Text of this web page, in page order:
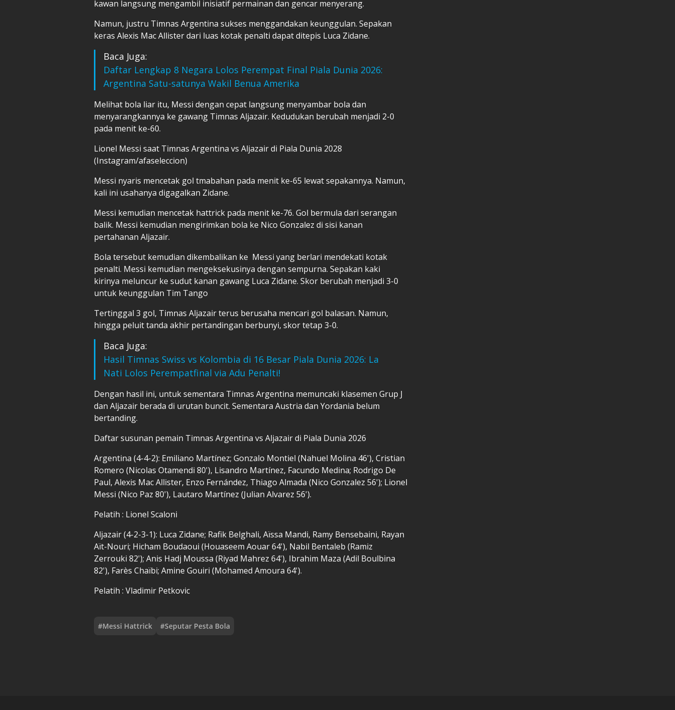
kawan langsung mengambil inisiatif permainan dan gencar menyerang.
Namun, justru Timnas Argentina sukses menggandakan keunggulan. Sepakan
keras Alexis Mac Allister dari luas kotak penalti dapat ditepis Luca Zidane.
Baca Juga:
Daftar Lengkap 8 Negara Lolos Perempat Final Piala Dunia 2026:
Argentina Satu-satunya Wakil Benua Amerika
Melihat bola liar itu, Messi dengan cepat langsung menyambar bola dan
menyarangkannya ke gawang Timnas Aljazair. Kedudukan berubah menjadi 2-0
pada menit ke-60.
Lionel Messi saat Timnas Argentina vs Aljazair di Piala Dunia 2028
(Instagram/afaseleccion)
Messi nyaris mencetak gol tmabahan pada menit ke-65 lewat sepakannya. Namun,
kali ini usahanya digagalkan Zidane.
Messi kemudian mencetak hattrick pada menit ke-76. Gol bermula dari serangan
balik. Messi kemudian mengirimkan bola ke Nico Gonzalez di sisi kanan
pertahanan Aljazair.
Bola tersebut kemudian dikembalikan ke Messi yang berlari mendekati kotak
penalti. Messi kemudian mengeksekusinya dengan sempurna. Sepakan kaki
kirinya meluncur ke sudut kanan gawang Luca Zidane. Skor berubah menjadi 3-0
untuk keunggulan Tim Tango
Tertinggal 3 gol, Timnas Aljazair terus berusaha mencari gol balasan. Namun,
hingga peluit tanda akhir pertandingan berbunyi, skor tetap 3-0.
Baca Juga:
Hasil Timnas Swiss vs Kolombia di 16 Besar Piala Dunia 2026: La
Nati Lolos Perempatfinal via Adu Penalti!
Dengan hasil ini, untuk sementara Timnas Argentina memuncaki klasemen Grup J
dan Aljazair berada di urutan buncit. Sementara Austria dan Yordania belum
bertanding.
Daftar susunan pemain Timnas Argentina vs Aljazair di Piala Dunia 2026
Argentina (4-4-2): Emiliano Martínez; Gonzalo Montiel (Nahuel Molina 46'), Cristian
Romero (Nicolas Otamendi 80'), Lisandro Martínez, Facundo Medina; Rodrigo De
Paul, Alexis Mac Allister, Enzo Fernández, Thiago Almada (Nico Gonzalez 56'); Lionel
Messi (Nico Paz 80'), Lautaro Martínez (Julian Alvarez 56').
Pelatih : Lionel Scaloni
Aljazair (4-2-3-1): Luca Zidane; Rafik Belghali, Aïssa Mandi, Ramy Bensebaini, Rayan
Aït-Nouri; Hicham Boudaoui (Houaseem Aouar 64'), Nabil Bentaleb (Ramiz
Zerrouki 82'); Anis Hadj Moussa (Riyad Mahrez 64'), Ibrahim Maza (Adil Boulbina
82'), Farès Chaïbi; Amine Gouiri (Mohamed Amoura 64').
Pelatih : Vladimir Petkovic
#Messi Hattrick #Seputar Pesta Bola